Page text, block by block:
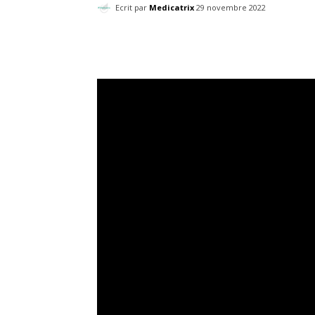
Ecrit par Medicatrix 29 novembre 2022